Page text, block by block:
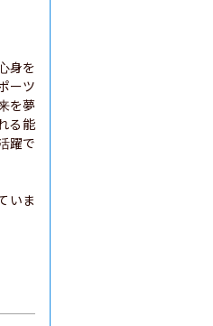
身を
ーツ
を夢
る能
躍で
いま